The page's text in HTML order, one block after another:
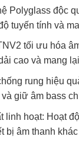
Polyglass độc
tuyến tính và
tối ưu hóa
cao và mang
rung hiệu
và giữ âm bass
linh hoạt: Hoạt
bị âm thanh